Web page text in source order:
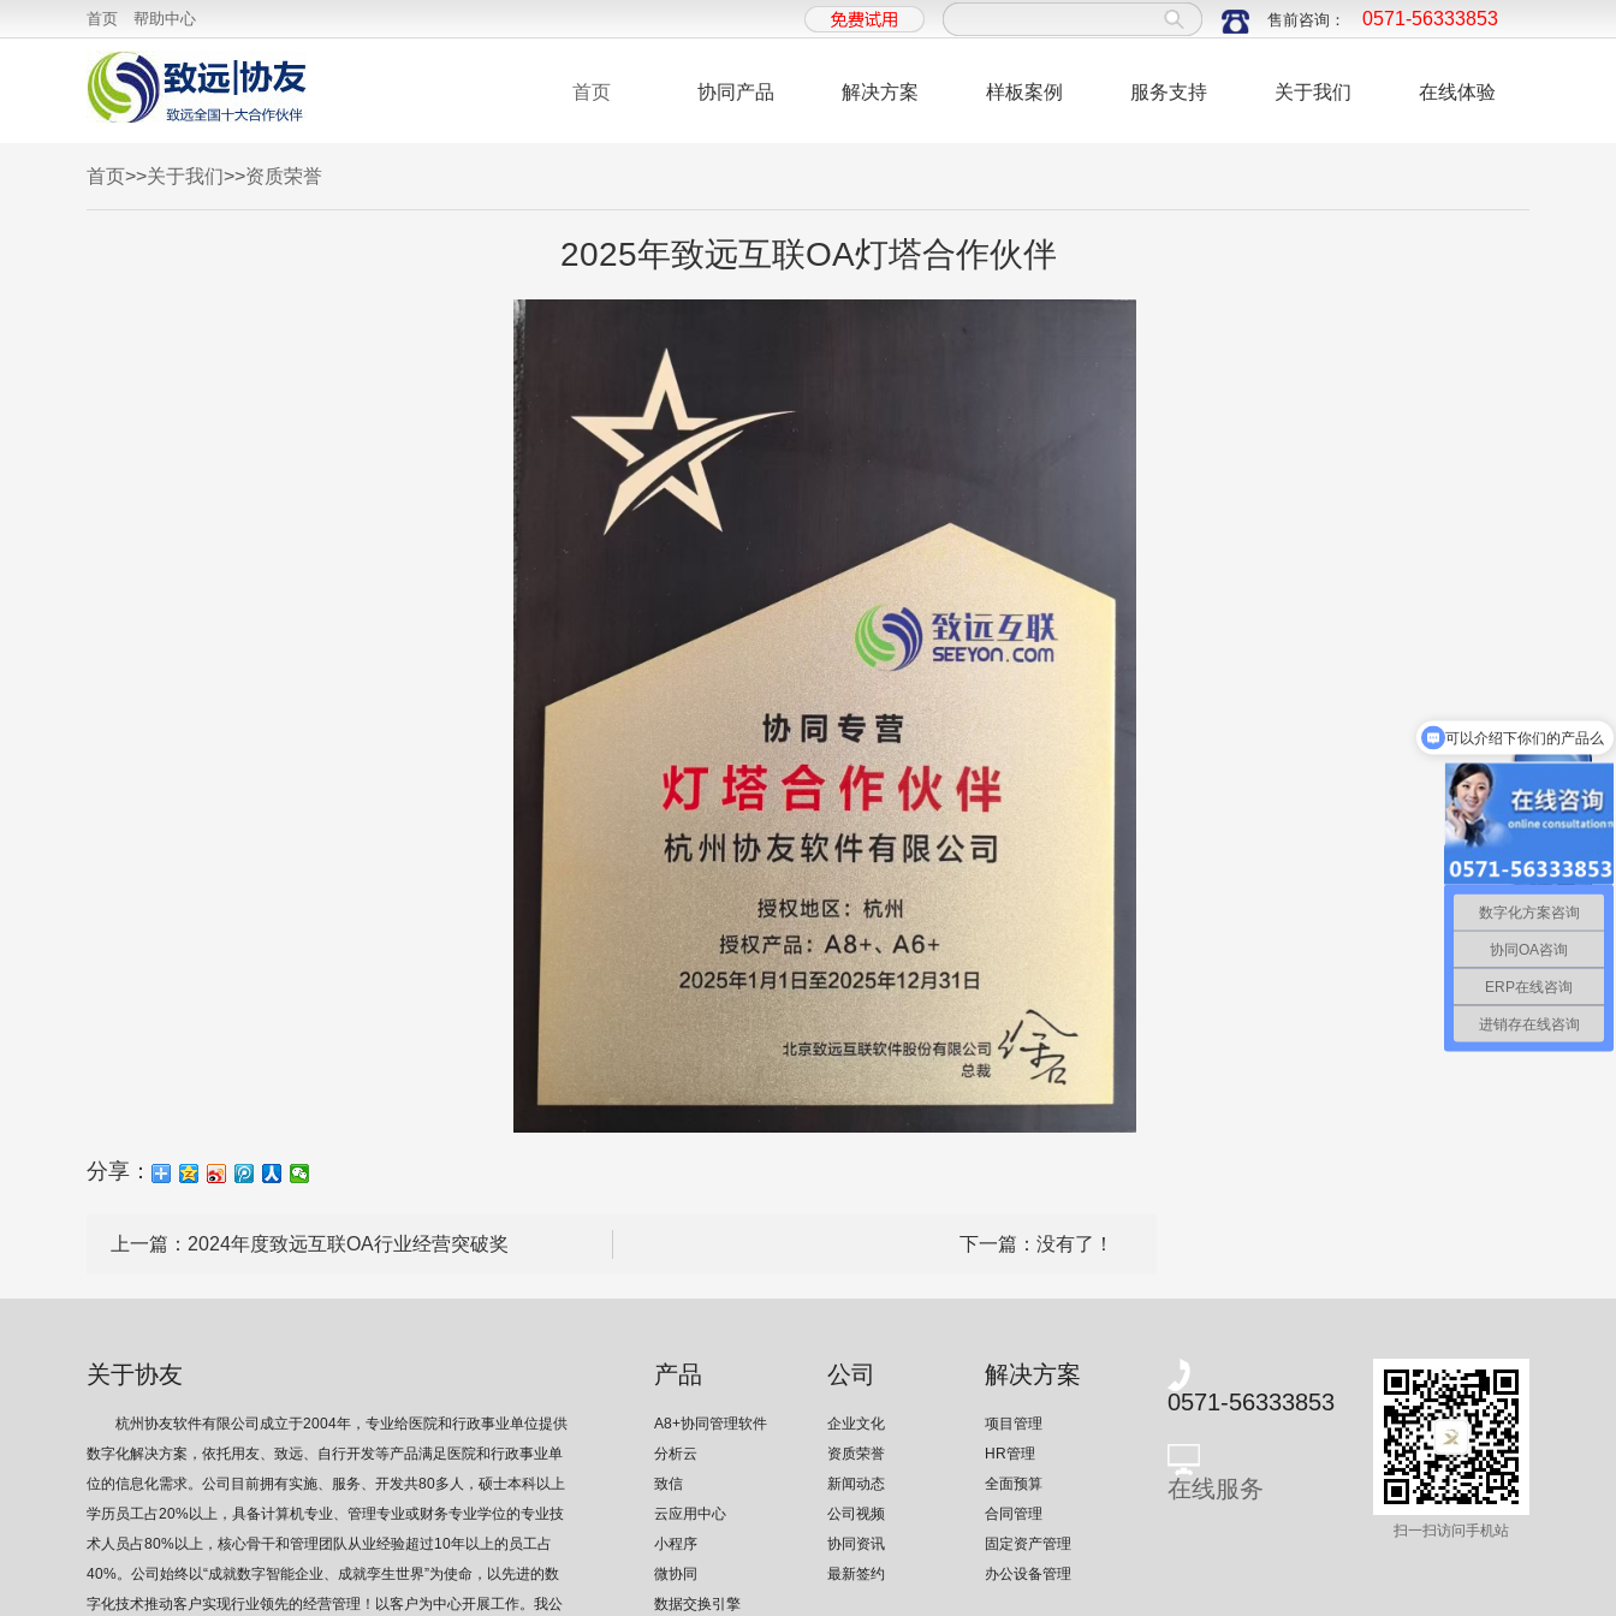
首页 帮助中心 售前咨询： 0571-56333853
首页 协同产品 解决方案 样板案例 服务支持 关于我们 在线体验
云应用中心
首页>>关于我们>>资质荣誉
2025年致远互联OA灯塔合作伙伴
分享：
上一篇： 2024年度致远互联OA行业经营突破奖 下一篇：没有了！
关于协友
杭州协友软件有限公司成立于2004年，专业给医院和行政事业单位提供
数字化解决方案，依托用友、致远、自行开发等产品满足医院和行政事业单
位的信息化需求。公司目前拥有实施、服务、开发共80多人，硕士本科以上
学历员工占20%以上，具备计算机专业、管理专业或财务专业学位的专业技
术人员占80%以上，核心骨干和管理团队从业经验超过10年以上的员工占
40%。公司始终以“成就数字智能企业、成就孪生世界”为使命，以先进的数
字化技术推动客户实现行业领先的经营管理！以客户为中心开展工作。我公
产品
A8+协同管理软件
分析云
致信
云应用中心
小程序
微协同
数据交换引擎
公司
企业文化
资质荣誉
新闻动态
公司视频
协同资讯
最新签约
解决方案
项目管理
HR管理
全面预算
合同管理
固定资产管理
办公设备管理
0571-56333853
在线服务
扫一扫访问手机站
数字化方案咨询
协同OA咨询
ERP在线咨询
进销存在线咨询
可以介绍下你们的产品么
你们是怎么收费的呢